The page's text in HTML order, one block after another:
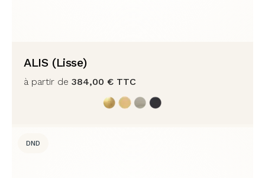
ALIS (Lisse)
à partir de 384,00 € TTC
DND